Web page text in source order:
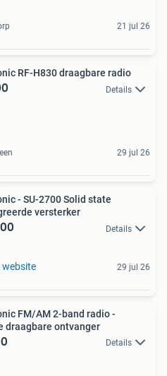
21 jul 26
RF-H830 draagbare radio
Details
29 jul 26
- SU-2700 Solid state
versterker
Details
website 29 jul 26
FM/AM 2-band radio -
draagbare ontvanger
Details